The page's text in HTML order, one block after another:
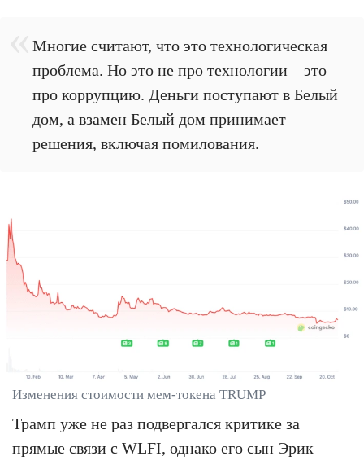
Многие считают, что это технологическая
проблема. Но это не про технологии – это
про коррупцию. Деньги поступают в Белый
дом, а взамен Белый дом принимает
решения, включая помилования.
Изменения стоимости мем-токена TRUMP
Трамп уже не раз подвергался критике за
прямые связи с WLFI, однако его сын Эрик